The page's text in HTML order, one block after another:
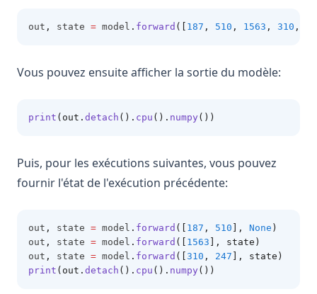
out , state = model . forward ([ 187 , 510 , 1563 , 310 ,
Vous pouvez ensuite afficher la sortie du modèle:
print (out. detach (). cpu (). numpy ())
Puis, pour les exécutions suivantes, vous pouvez
fournir l'état de l'exécution précédente:
out , state = model . forward ([ 187 , 510 ], None )
out , state = model . forward ([ 1563 ], state)
out , state = model . forward ([ 310 , 247 ], state)
print (out. detach (). cpu (). numpy ())